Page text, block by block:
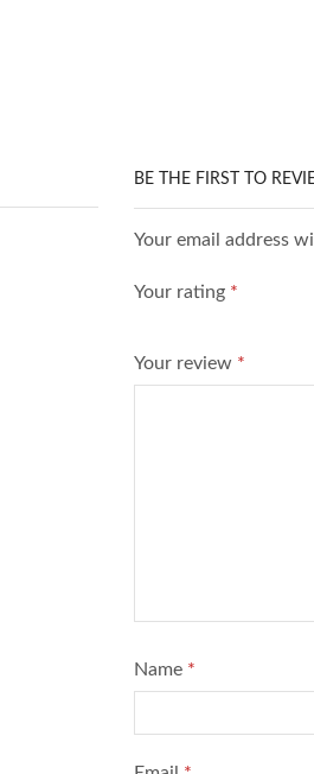
BE THE FIRST TO
Your email address
Your rating *
Your review *
Name *